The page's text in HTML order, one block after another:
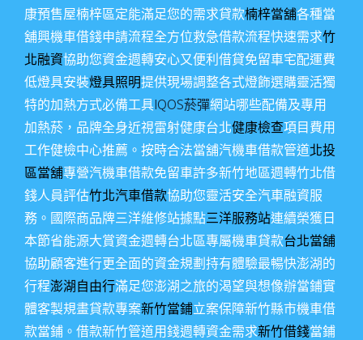
康預售屋楠梓區定能滿足您的需求貸款楠梓當舖各種當
舖興機車借錢申請流程全方位救急借款流程快速需求竹
北融資協助您資金週轉安心又便利借貸免留車宅配運費
低燈具安裝燈具照明提供現場調整各式燈飾選購靈活獨
特的加熱方式必備工具IQOS菸彈網站哪些配備及專用
加熱菸，品牌全身近視雷射健康台北健康檢查項目費用
工作健檢中心推薦。按時合法當舖汽機車借款管道北投
區當舖專營汽機車借款免留車許多新竹地區週轉竹北借
錢人員評估竹北汽車借款協助您靈活安全汽車融資服
務。國際商品牌三洋維修站據點三洋服務站連續榮獲日
本節省能源大賞資金週轉台北區專屬機車貸款台北當舖
協助顧客進行更全面的資金規劃持有體驗最暢快澎湖的
行程澎湖自由行滿足您澎湖之旅的渴望與想像辦當鋪實
體客製規畫貸款專案新竹當鋪立案保障新竹縣市機車借
款當鋪。借款新竹管道用錢週轉資金需求新竹借錢當鋪